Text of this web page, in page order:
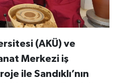
(AKÜ) ve
Merkezi iş
ile Sandıklı’nın